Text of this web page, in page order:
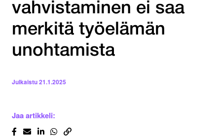
vahvistaminen ei saa
merkitä työelämän
unohtamista
Julkaistu21.1.2025
Jaa artikkeli: